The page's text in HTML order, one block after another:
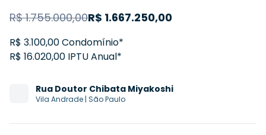
R$1.755.000,00R$ 1.667.250,00
R$ 3.100,00 Condomínio*
R$ 16.020,00 IPTU Anual*
Rua Doutor Chibata Miyakoshi
Vila Andrade | São Paulo